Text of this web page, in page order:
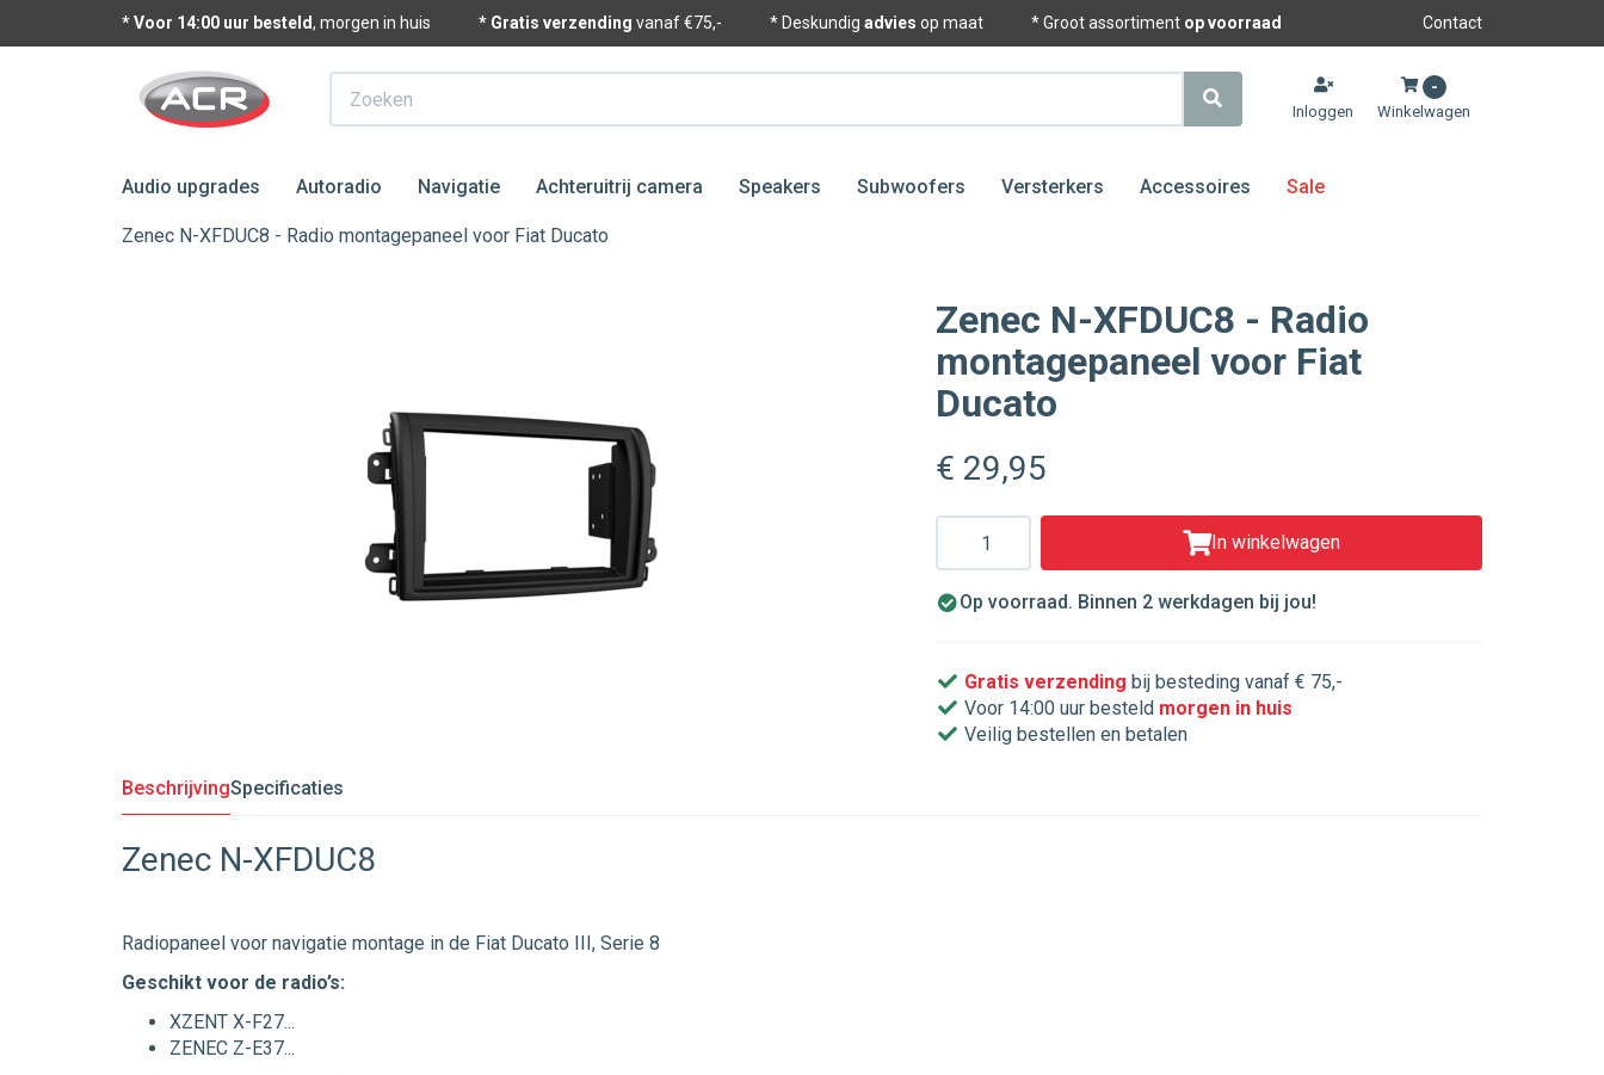
* Voor 14:00 uur besteld, morgen in huis * Gratis verzending vanaf €75,- * Deskundig advies op maat * Groot assortiment op voorraad Contact
Zoeken
Inloggen
-
Winkelwagen
Audio upgrades Autoradio Navigatie Achteruitrij camera Speakers Subwoofers Versterkers Accessoires Sale
Zenec N-XFDUC8 - Radio montagepaneel voor Fiat Ducato
Zenec N-XFDUC8 - Radio
montagepaneel voor Fiat
Ducato
€ 29,95
Aantal
In winkelwagen
Op voorraad. Binnen 2 werkdagen bij jou!
Gratis verzending bij besteding vanaf € 75,-
Voor 14:00 uur besteld morgen in huis
Veilig bestellen en betalen
BeschrijvingSpecificaties
Zenec N-XFDUC8
Radiopaneel voor navigatie montage in de Fiat Ducato III, Serie 8
Geschikt voor de radio’s:
XZENT X-F27...
ZENEC Z-E37...